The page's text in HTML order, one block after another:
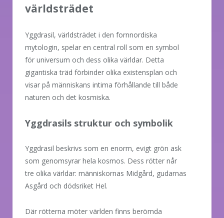
världsträdet
Yggdrasil, världsträdet i den fornnordiska
mytologin, spelar en central roll som en symbol
för universum och dess olika världar. Detta
gigantiska träd förbinder olika existensplan och
visar på människans intima förhållande till både
naturen och det kosmiska.
Yggdrasils struktur och symbolik
Yggdrasil beskrivs som en enorm, evigt grön ask
som genomsyrar hela kosmos. Dess rötter når
tre olika världar: människornas Midgård, gudarnas
Asgård och dödsriket Hel.
Där rötterna möter världen finns berömda